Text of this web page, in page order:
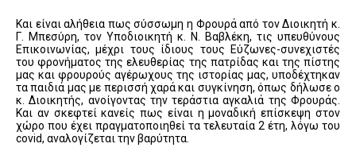
Και είναι αλήθεια πως σύσσωμη η Φρουρά από τον Διοικητή κ.
Γ. Μπεσύρη, τον Υποδιοικητή κ. Ν. Βαβλέκη, τις υπευθύνους
Επικοινωνίας, μέχρι τους ίδιους τους Εύζωνες-συνεχιστές
του φρονήματος της ελευθερίας της πατρίδας και της πίστης
μας και φρουρούς αγέρωχους της ιστορίας μας, υποδέχτηκαν
τα παιδιά μας με περισσή χαρά και συγκίνηση, όπως δήλωσε ο
κ. Διοικητής, ανοίγοντας την τεράστια αγκαλιά της Φρουράς.
Και αν σκεφτεί κανείς πως είναι η μοναδική επίσκεψη στον
χώρο που έχει πραγματοποιηθεί τα τελευταία 2 έτη, λόγω του
covid, αναλογίζεται την βαρύτητα.